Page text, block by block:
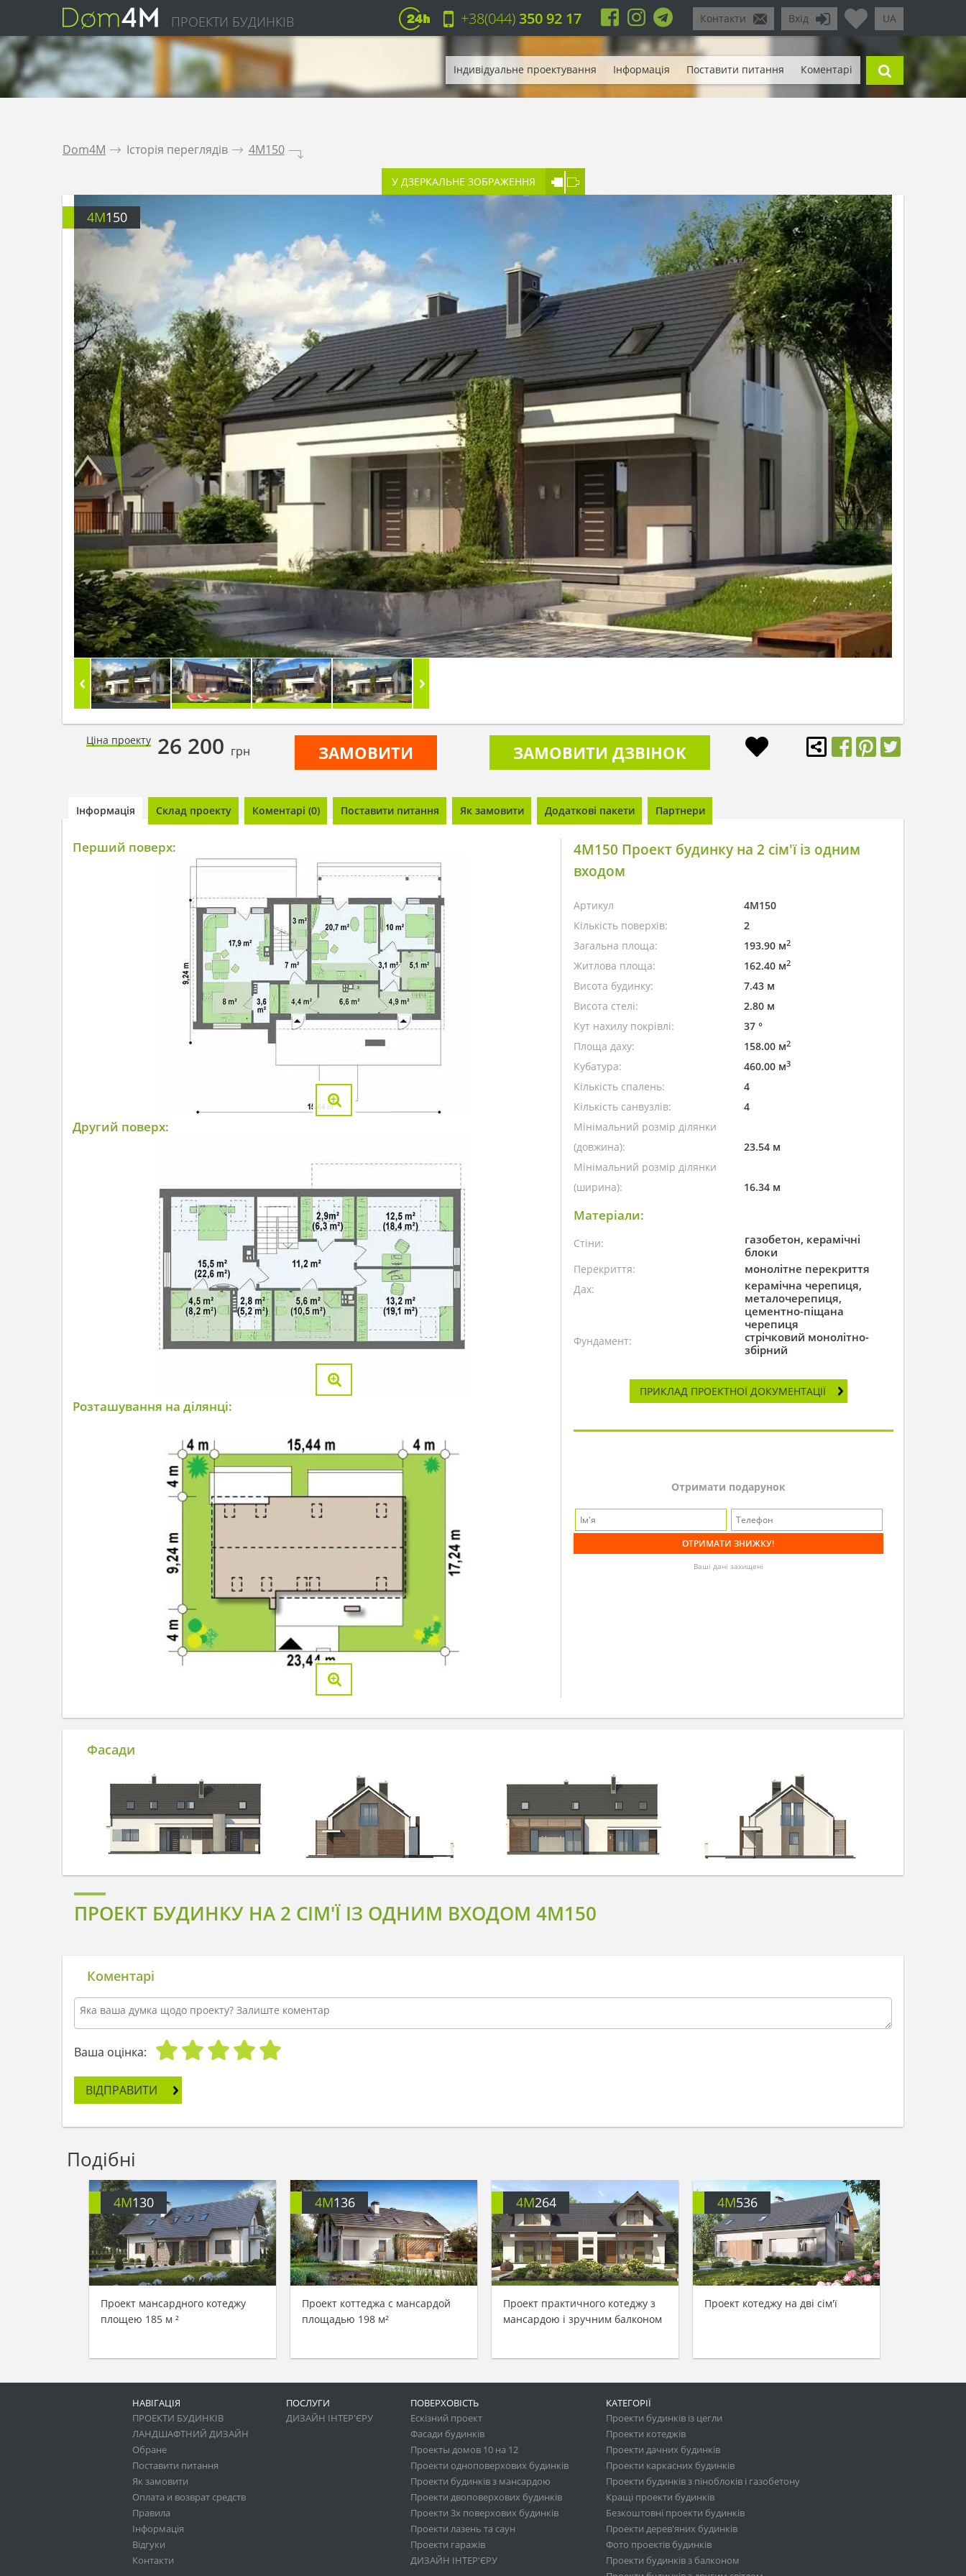
ПРОЕКТИ БУДИНКІВ UA
Вхід
Контакти
+38(044)350 92 17
Індивідуальне проектування Інформація Поставити питання Коментарі
Dom4M . Історія переглядів . 4M150 .
У ДЗЕРКАЛЬНЕ ЗОБРАЖЕННЯ
4M150
Ціна проекту 26 200 грн ЗАМОВИТИ ЗАМОВИТИ ДЗВІНОК
Інформація Склад проекту Коментарі (0) Поставити питання Як замовити Додаткові пакети Партнери
Перший поверх:
Другий поверх:
Розташування на ділянці:
4M150 Проект будинку на 2 сім'ї із одним
входом
Артикул
4M150
Кількість поверхів:
2
Загальна площа:
193.90 м2
Житлова площа: 162.40 м2
Висота будинку:
7.43 м
Висота стелі:
2.80 м
Кут нахилу покрівлі:
37 °
Площа даху:
158.00 м2
Кубатура: 460.00 м3
Кількість спалень:
4
Кількість санвузлів:
4
Мінімальний розмір ділянки
(довжина):
23.54 м
Мінімальний розмір ділянки
(ширина):
16.34 м
Матеріали:
Стіни:
газобетон, керамічні
блоки
Перекриття: монолітне перекриття
Дах:
керамічна черепиця,
металочерепиця,
цементно-піщана
черепиця
Фундамент:
стрічковий монолітно-
збірний
ПРИКЛАД ПРОЕКТНОЇ ДОКУМЕНТАЦІЇ
Отримати подарунок
Ваші дані захищені
Фасади
ПРОЕКТ БУДИНКУ НА 2 СІМ'Ї ІЗ ОДНИМ ВХОДОМ 4M150
Коментарі
Ваша оцінка:
ВІДПРАВИТИ
Подібні
4M130
Проект мансардного котеджу
площею 185 м ²
4M136
Проект коттеджа c мансардой
площадью 198 м²
4M264
Проект практичного котеджу з
мансардою і зручним балконом
4M536
Проект котеджу на дві сім'ї
НАВІГАЦІЯ
ПРОЕКТИ БУДИНКІВ
ЛАНДШАФТНИЙ ДИЗАЙН
Обране
Поставити питання
Як замовити
Оплата и возврат средств
Правила
Інформація
Відгуки
Контакти
ПОСЛУГИ
ДИЗАЙН ІНТЕР'ЄРУ
ПОВЕРХОВІСТЬ
Ескізний проект
Фасади будинків
Проекты домов 10 на 12
Проекти одноповерхових будинків
Проекти будинків з мансардою
Проекти двоповерхових будинків
Проекти 3х поверхових будинків
Проекти лазень та саун
Проекти гаражів
ДИЗАЙН ІНТЕР'ЄРУ
КАТЕГОРІЇ
Проекти будинків із цегли
Проекти котеджів
Проекти дачних будинків
Проекти каркасних будинків
Проекти будинків з піноблоків і газобетону
Кращі проекти будинків
Безкоштовні проекти будинків
Проекти дерев'яних будинків
Фото проектів будинків
Проекти будинків з балконом